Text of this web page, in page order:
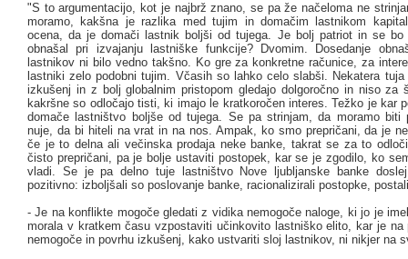
"S to argumentacijo, kot je najbrž znano, se pa že načeloma ne
moramo, kakšna je razlika med tujim in domačim lastnikom
ocena, da je domači lastnik boljši od tujega. Je bolj patriot in se bo
obnašal pri izvajanju lastniške funkcije? Dvomim. Dosedanje
lastnikov ni bilo vedno takšno. Ko gre za konkretne računice, za
lastniki zelo podobni tujim. Včasih so lahko celo slabši. Nekatera
izkušenj in z bolj globalnim pristopom gledajo dolgoročno in niso za
kakršne so odločajo tisti, ki imajo le kratkoročen interes. Težko je kar
domače lastništvo boljše od tujega. Se pa strinjam, da moramo biti
nuje, da bi hiteli na vrat in na nos. Ampak, ko smo prepričani, da je
če je to delna ali večinska prodaja neke banke, takrat se za to
čisto prepričani, pa je bolje ustaviti postopek, kar se je zgodilo, ko
vladi. Se je pa delno tuje lastništvo Nove ljubljanske banke
pozitivno: izboljšali so poslovanje banke, racionalizirali postopke,
- Je na konflikte mogoče gledati z vidika nemogoče naloge, ki jo je
morala v kratkem času vzpostaviti učinkovito lastniško elito, kar je na
nemogoče in povrhu izkušenj, kako ustvariti sloj lastnikov, ni nikjer na